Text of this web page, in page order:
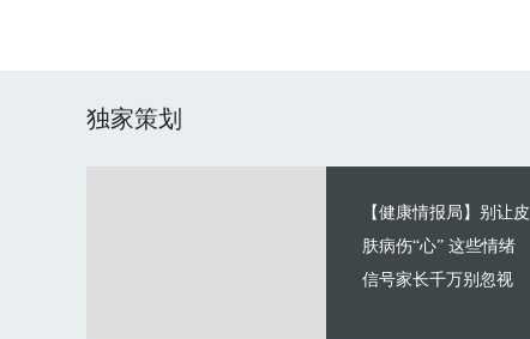
独家策划
【健康情报局】别让皮
肤病伤“心” 这些情绪
信号家长千万别忽视